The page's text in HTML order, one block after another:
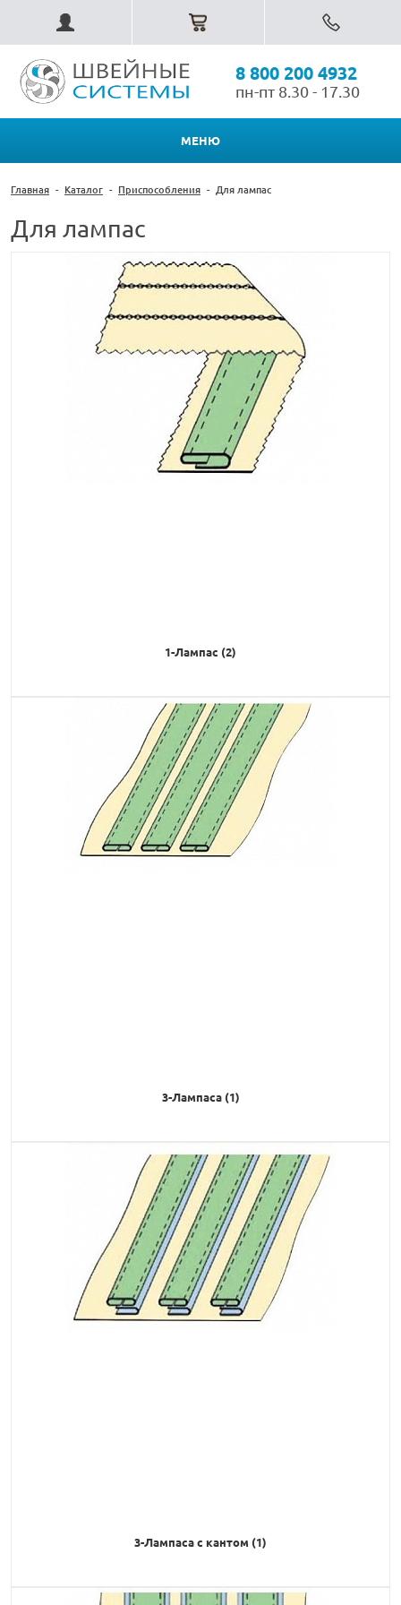
8 800 200 4932
пн-пт 8.30 - 17.30
МЕНЮ
Главная - Каталог - Приспособления - Для лампас
Для лампас
1-Лампас (2)
3-Лампаса (1)
3-Лампаса с кантом (1)